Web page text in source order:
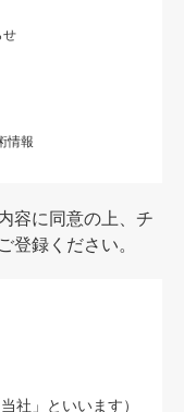
せ
情報
容に同意の上、チ
録ください。
社」といいます）